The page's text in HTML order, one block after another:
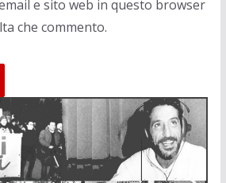
e sito web in questo browser
che commento.